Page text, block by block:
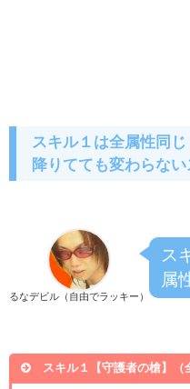
スキル１は全属性同
降りてても変わらない
るなデビル（自由でラッキー）
ス
属
スキル１【守護者の槍】（